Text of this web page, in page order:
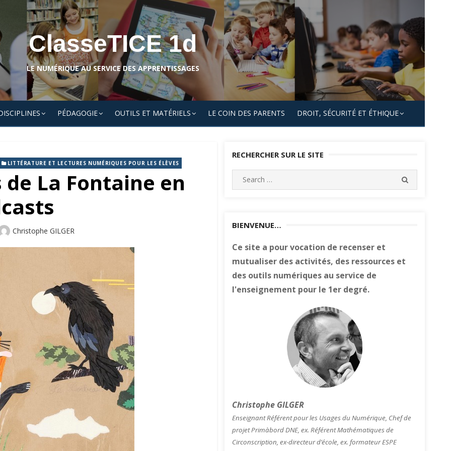
ClasseTICE 1d
LE NUMÉRIQUE AU SERVICE DES APPRENTISSAGES
PÉDAGOGIE OUTILS ET MATÉRIELS LE COIN DES PARENTS DROIT, SÉCURITÉ ET ÉTHIQUE
LITTÉRATURE ET LECTURES NUMÉRIQUES POUR LES ÉLÈVES
La Fontaine en
Author
Christophe GILGER
RECHERCHER SUR LE SITE
Search
for:
BIENVENUE…
Ce site a pour vocation de recenser et
mutualiser des activités, des ressources et
des outils numériques au service de
l'enseignement pour le 1er degré.
Christophe GILGER
Enseignant Référent pour les Usages du Numérique, Chef de
projet Primàbord DNE, ex. Référent Mathématiques de
Circonscription, ex-directeur d’école, ex. formateur ESPE